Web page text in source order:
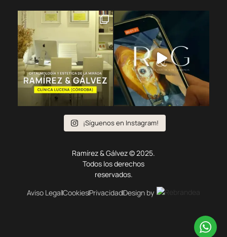
¡Síguenos en Instagram!
Ramírez & Gálvez © 2025.
Todos los derechos
reservados.
Aviso LegalCookiesPrivacidadDesign by